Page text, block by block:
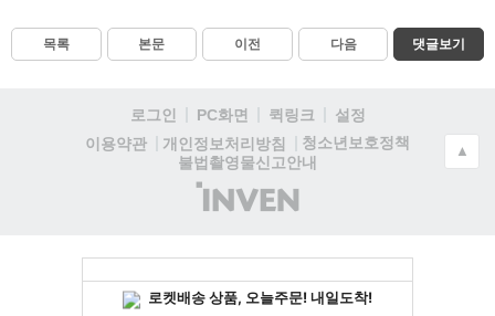
목록 본문 이전 다음 댓글보기
로그인 PC화면 퀵링크
설정
이용약관
개인정보처리방침
청소년보호정책
불법촬영물신고안내
(주)
인
▲